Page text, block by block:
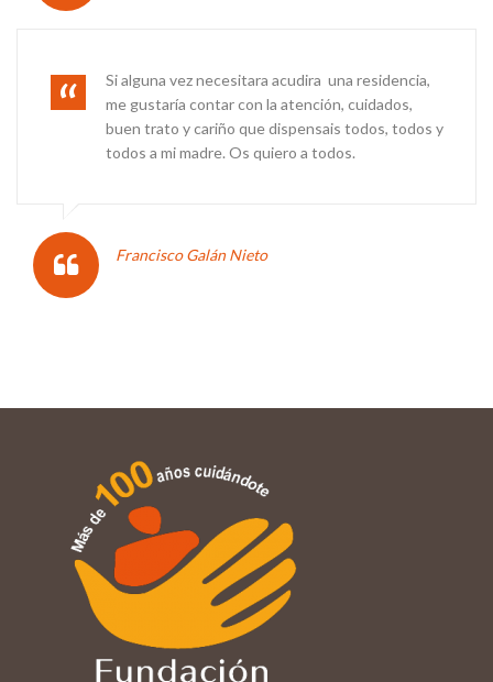
Si alguna vez necesitara acudira una residencia,
me gustaría contar con la atención, cuidados,
buen trato y cariño que dispensais todos, todos y
todos a mi madre. Os quiero a todos.
Francisco Galán Nieto